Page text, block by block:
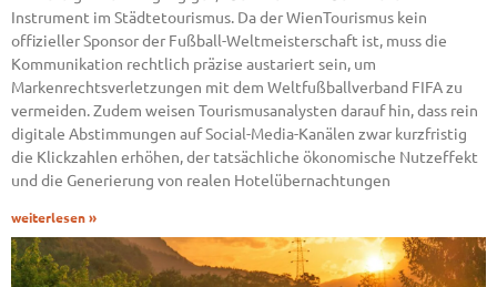
Instrument im Städtetourismus. Da der WienTourismus kein
offizieller Sponsor der Fußball-Weltmeisterschaft ist, muss die
Kommunikation rechtlich präzise austariert sein, um
Markenrechtsverletzungen mit dem Weltfußballverband FIFA zu
vermeiden. Zudem weisen Tourismusanalysten darauf hin, dass rein
digitale Abstimmungen auf Social-Media-Kanälen zwar kurzfristig
die Klickzahlen erhöhen, der tatsächliche ökonomische Nutzeffekt
und die Generierung von realen Hotelübernachtungen
weiterlesen »